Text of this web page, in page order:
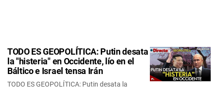
TODO ES GEOPOLÍTICA: Putin desata
la "histeria" en Occidente, lío en el
Báltico e Israel tensa Irán
TODO ES GEOPOLÍTICA: Putin desata la